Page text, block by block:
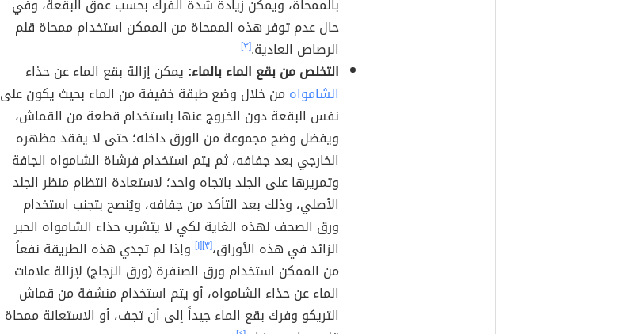
بالممحاة، ويمكن زيادة شدة الفرك بحسب عمق البقعة، وفي
حال عدم توفر هذه الممحاة من الممكن استخدام ممحاة قلم
الرصاص العادية.[٣]
التخلص من بقع الماء بالماء: يمكن إزالة بقع الماء عن حذاء
الشامواه من خلال وضع طبقة خفيفة من الماء بحيث يكون على
نفس البقعة دون الخروج عنها باستخدام قطعة من القماش،
ويفضل وضح مجموعة من الورق داخله؛ حتى لا يفقد مظهره
الخارجي بعد جفافه، ثم يتم استخدام فرشاة الشامواه الجافة
وتمريرها على الجلد باتجاه واحد؛ لاستعادة انتظام منظر الجلد
الأصلي، وذلك بعد التأكد من جفافه، ويُنصح بتجنب استخدام
ورق الصحف لهذه الغاية لكي لا يتشرب حذاء الشامواه الحبر
الزائد في هذه الأوراق،[٣] [١] وإذا لم تجدي هذه الطريقة نفعاً
من الممكن استخدام ورق الصنفرة (ورق الزجاج) لإزالة علامات
الماء عن حذاء الشامواه، أو يتم استخدام منشفة من قماش
التريكو وفرك بقع الماء جيداً إلى أن تجف، أو الاستعانة ممحاة